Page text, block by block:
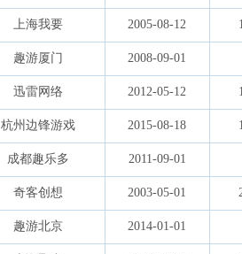
上海我要 2005-08-12
趣游厦门 2008-09-01
迅雷网络 2012-05-12
杭州边锋游戏 2015-08-18
成都趣乐多 2011-09-01
奇客创想 2003-05-01
趣游北京 2014-01-01